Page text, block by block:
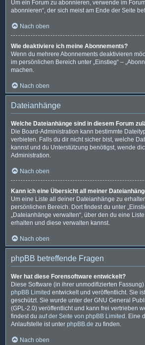
Um ein Forum zu abonnieren, verwende im
abonnieren“, der sich meist am Ende der Seite
Nach oben
Wie deaktiviere ich meine Abonnements?
Wenn du mehrere Abonnements deaktivieren
im persönlichen Bereich unter „Einstieg“ –
machen.
Nach oben
Dateianhänge
Welche Dateianhänge sind in diesem Forum
Die Board-Administration kann bestimmte
verbieten. Falls du dir nicht sicher bist, welche
kannst und du Unterstützung benötigst, wende
Administration.
Nach oben
Kann ich eine Übersicht all meiner
Um eine Liste all deiner Dateianhänge zu
persönlichen Bereich. Dort findest du unter
„Dateianhänge verwalten“, über den du eine
erhalten und diese verwalten kannst.
Nach oben
phpBB betreffende Fragen
Wer hat diese Forensoftware entwickelt?
Diese Software (in ihrer unmodifizierten
phpBB Limited entwickelt und veröffentlicht. Sie
geschützt. Sie wurde unter der GNU General
(GPL-2.0) veröffentlicht und kann frei vertrieben
findest du auf der Seite von phpBB Limited . Eine
Anlaufstelle ist unter phpBB.de zu finden.
Nach oben